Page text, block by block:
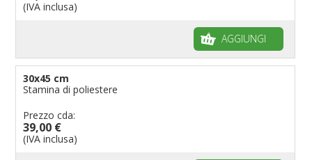
(IVA inclusa)
AGGIUNGI
30x45 cm
Stamina di poliestere
Prezzo cda:
39,00 €
(IVA inclusa)